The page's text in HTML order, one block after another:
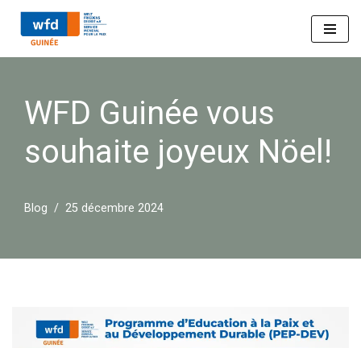
Aller
contenu
WFD Guinée vous
souhaite joyeux Nöel!
Blog 25 décembre 2024